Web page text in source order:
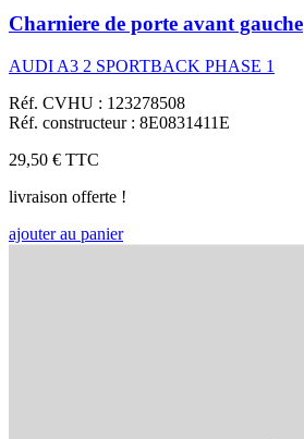
Charniere de porte avant gauche
AUDI A3 2 SPORTBACK PHASE 1
Réf. CVHU : 123278508
Réf. constructeur : 8E0831411E
29,50 € TTC
livraison offerte !
ajouter au panier